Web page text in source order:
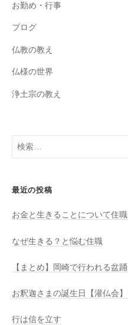
b
o
o
k
a
el
お勤め・行事
ブログ
仏教の教え
仏様の世界
浄土宗の教え
検
最近の投稿
お金と生きることについて住
なぜ生きる？と悩む住職
【まとめ】岡崎で行われる盆
お釈迦さまの誕生日【灌仏会
行は信を立す